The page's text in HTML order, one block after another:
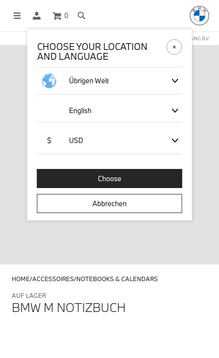
0
OFFICIAL BMW LIFESTYLE SHOP OPERATED BY STICHD SPORTMERCHANDISING B.V.
HOME ACCESSOIRES NOTEBOOKS & CALENDARS
AUF LAGER
BMW M NOTIZBUCH
CHOOSE YOUR LOCATION
AND LANGUAGE
Übrigen Welt
English
$ USD
Choose
Abbrechen